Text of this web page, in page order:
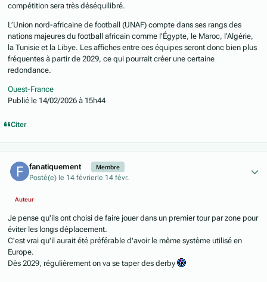
compétition sera très déséquilibré.
L’Union nord-africaine de football (UNAF) compte dans ses rangs des
nations majeures du football africain comme l’Égypte, le Maroc, l’Algérie,
la Tunisie et la Libye. Les affiches entre ces équipes seront donc bien plus
fréquentes à partir de 2029, ce qui pourrait créer une certaine
redondance.
Ouest-France
Publié le 14/02/2026 à 15h44
Citer
fanatiquement Membre
Posté(e) le 14 févrierle 14 févr.
Auteur
Je pense qu'ils ont choisi de faire jouer dans un premier tour par zone pour
éviter les longs déplacement.
C'est vrai qu'il aurait été préférable d'avoir le même système utilisé en
Europe.
Dès 2029, régulièrement on va se taper des derby